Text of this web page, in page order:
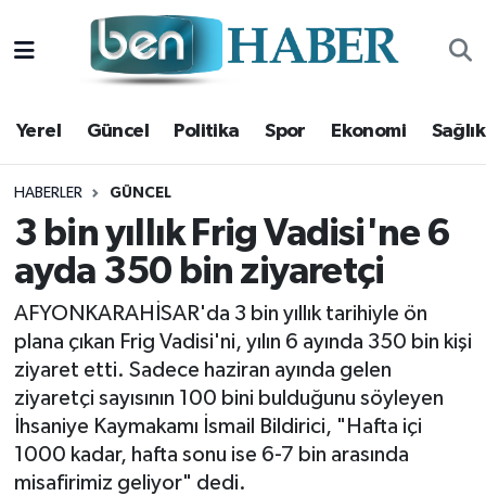
Yerel Güncel Politika Spor Ekonomi Sağlık
HABERLER GÜNCEL
3 bin yıllık Frig Vadisi'ne 6
ayda 350 bin ziyaretçi
AFYONKARAHİSAR'da 3 bin yıllık tarihiyle ön
plana çıkan Frig Vadisi'ni, yılın 6 ayında 350 bin kişi
ziyaret etti. Sadece haziran ayında gelen
ziyaretçi sayısının 100 bini bulduğunu söyleyen
İhsaniye Kaymakamı İsmail Bildirici, "Hafta içi
1000 kadar, hafta sonu ise 6-7 bin arasında
misafirimiz geliyor" dedi.
Yerel
Güncel
Politika
Spor
Ekonomi
Sağlık
Magazin
Kültür Sanat
Hava Durumu
Trafik Durumu
Süper Lig Puan Durumu ve Fikstür
Tüm Manşetler
Son Dakika Haberleri
Haber Arşivi